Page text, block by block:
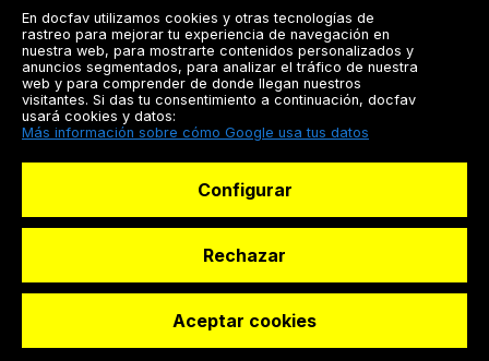
Solicitar reserva
Registrarse
Docfav
© Dashboard Technologies S.L
En docfav utilizamos cookies y otras tecnologías de
rastreo para mejorar tu experiencia de navegación en
nuestra web, para mostrarte contenidos personalizados y
anuncios segmentados, para analizar el tráfico de nuestra
web y para comprender de donde llegan nuestros
visitantes. Si das tu consentimiento a continuación, docfav
usará cookies y datos:
Más información sobre cómo Google usa tus datos
Configurar
Rechazar
Aceptar cookies